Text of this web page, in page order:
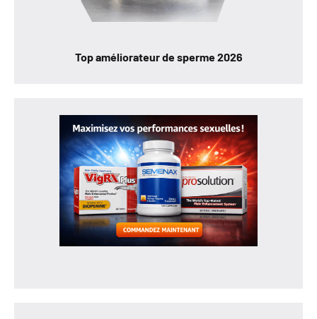
Top améliorateur de sperme 2026